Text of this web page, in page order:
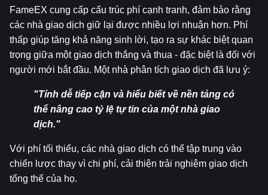
FameEX cung cấp cấu trúc phí cạnh tranh, đảm bảo rằng
các nhà giao dịch giữ lại được nhiều lợi nhuận hơn. Phí
thấp giúp tăng khả năng sinh lời, tạo ra sự khác biệt quan
trọng giữa một giao dịch thắng và thua - đặc biệt là đối với
người mới bắt đầu. Một nhà phân tích giao dịch đã lưu ý:
"Tính dễ tiếp cận và hiểu biết về nền tảng có
thể nâng cao tỷ lệ tự tin của một nhà giao
dịch."
Với phí tối thiểu, các nhà giao dịch có thể tập trung vào
chiến lược thay vì chi phí, cải thiện trải nghiệm giao dịch
tổng thể của họ.